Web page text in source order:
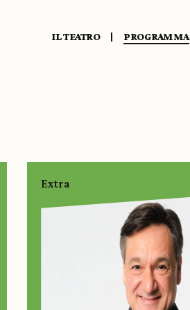
IL TEATRO PROGRAMMA
Extra